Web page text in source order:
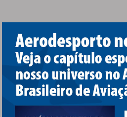
Compartilhe
Facebook
X